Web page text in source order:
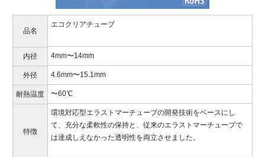
品名
エコクリアチューブ
内径 4mm〜14mm
外径 4.6mm〜15.1mm
耐熱温度 〜60℃
特徴
環境対応型エラストマーチューブの開発技術をベースにし
て、充分な柔軟性の保持と、従来のエラストマーチューブで
は達成しえなかった透明性を両立させました。